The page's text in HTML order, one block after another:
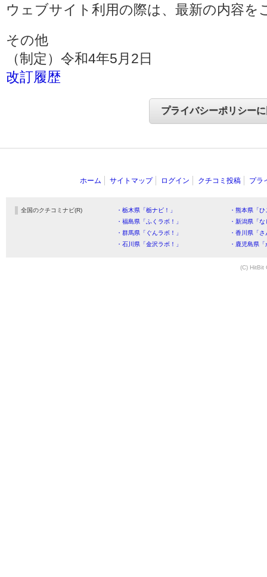
ウェブサイト利用の際は、最新の内容を
その他
（制定）令和4年5月2日
改訂履歴
ホーム サイトマップ ログイン クチコミ投稿 プラ
全国のクチコミナビ(R) ・栃木県「栃ナビ！」
・熊本県「
・福島県「ふくラボ！」
・新潟県「
・群馬県「ぐんラボ！」
・香川県「
・石川県「金沢ラボ！」
・鹿児島県
(C) HitBit